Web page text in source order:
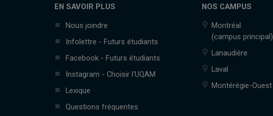
EN SAVOIR PLUS
Nous joindre
Infolettre - Futurs étudiants
Facebook - Futurs étudiants
Instagram - Choisir l'UQAM
Lexique
Questions fréquentes
NOS CAMPUS
Montréal
(campus principal)
Lanaudière
Laval
Montérégie-Ouest